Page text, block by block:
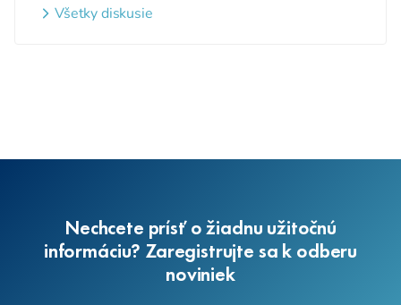
webovom sídle
Všetky diskusie
Nechcete prísť o žiadnu užitočnú
informáciu? Zaregistrujte sa k odberu
noviniek